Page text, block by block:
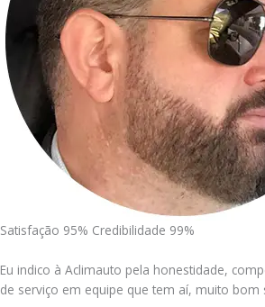
Satisfação 95% Credibilidade 99%
Eu indico à Aclimauto pela honestidade,
de serviço em equipe que tem aí, muito bom